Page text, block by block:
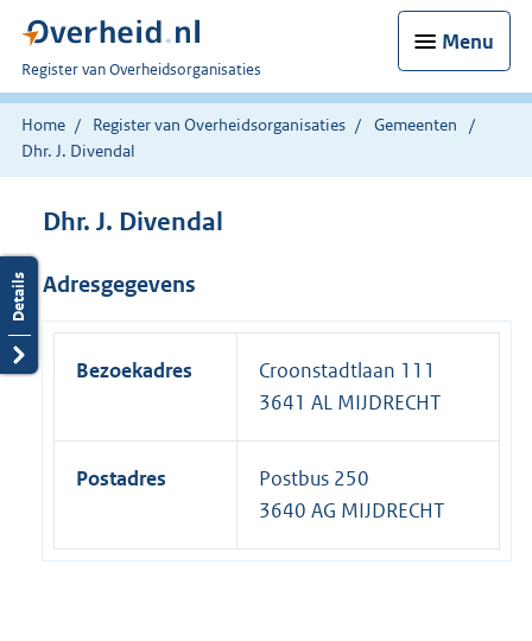
Menu
U
bent
nu
hier:
Register van Overheidsorganisaties
Home Register van Overheidsorganisaties
Gemeenten
Dhr. J. Divendal
Dhr. J. Divendal
Adresgegevens
Bezoekadres
Croonstadtlaan 111
3641 AL MIJDRECHT
Postadres
Postbus 250
3640 AG MIJDRECHT